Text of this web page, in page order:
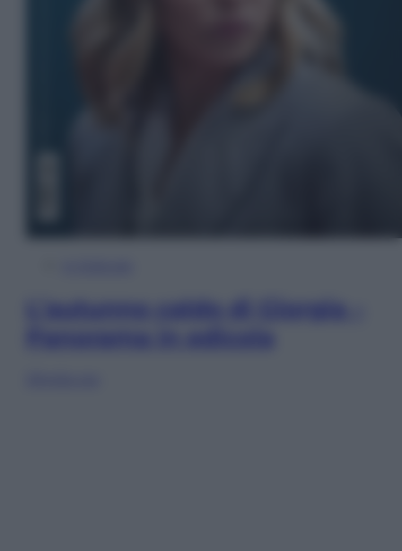
L’autunno caldo di Giorgia –